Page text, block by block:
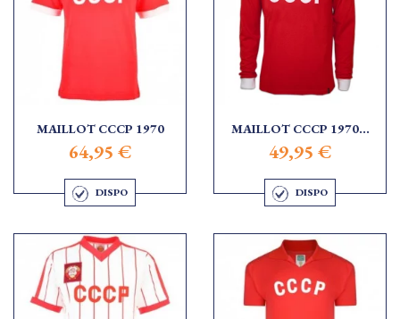
MAILLOT CCCP 1970
64,95 €
DISPO
MAILLOT CCCP 1970...
49,95 €
DISPO